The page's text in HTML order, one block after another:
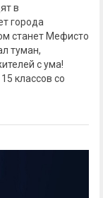
в
города
станет Мефисто
туман,
с ума!
классов со